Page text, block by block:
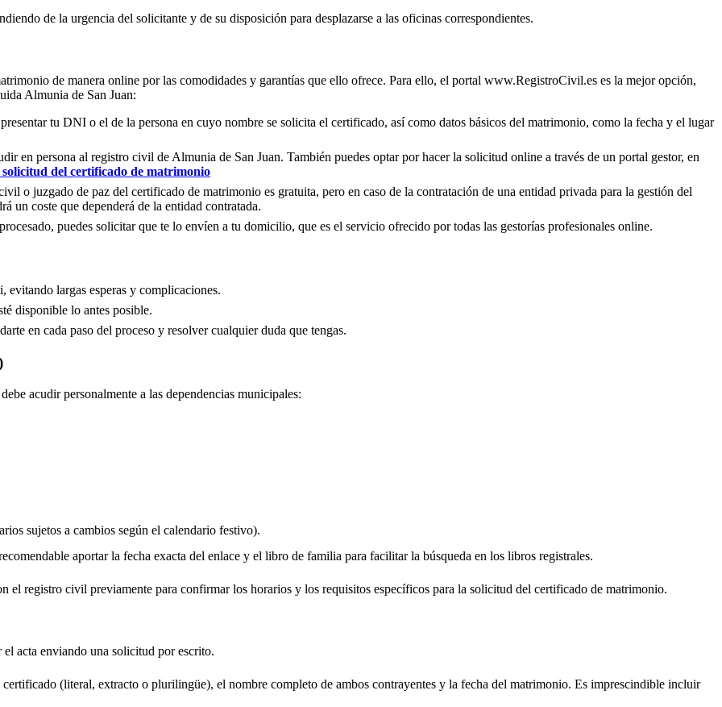
de la urgencia del solicitante y de su disposición para desplazarse a las oficinas correspondientes.
de manera online por las comodidades y garantías que ello ofrece. Para ello, el portal www.RegistroCivil.es es la mejor opción,
Almunia de San Juan:
tu DNI o el de la persona en cuyo nombre se solicita el certificado, así como datos básicos del matrimonio, como la fecha y el lugar
en persona al registro civil de Almunia de San Juan. También puedes optar por hacer la solicitud online a través de un portal gestor, en
del certificado de matrimonio
o juzgado de paz del certificado de matrimonio es gratuita, pero en caso de la contratación de una entidad privada para la gestión del
un coste que dependerá de la entidad contratada.
puedes solicitar que te lo envíen a tu domicilio, que es el servicio ofrecido por todas las gestorías profesionales online.
evitando largas esperas y complicaciones.
disponible lo antes posible.
en cada paso del proceso y resolver cualquier duda que tengas.
acudir personalmente a las dependencias municipales:
sujetos a cambios según el calendario festivo).
aportar la fecha exacta del enlace y el libro de familia para facilitar la búsqueda en los libros registrales.
el registro civil previamente para confirmar los horarios y los requisitos específicos para la solicitud del certificado de matrimonio.
el acta enviando una solicitud por escrito.
certificado (literal, extracto o plurilingüe), el nombre completo de ambos contrayentes y la fecha del matrimonio. Es imprescindible incluir